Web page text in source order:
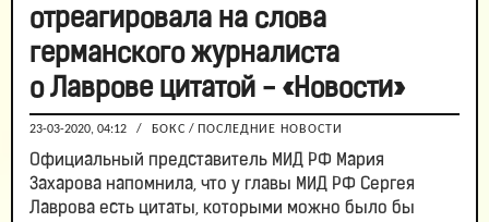
отреагировала на слова
германского журналиста
о Лаврове цитатой - «Новости»
23-03-2020, 04:12 / БОКС / ПОСЛЕДНИЕ НОВОСТИ
Официальный представитель МИД РФ Мария
Захарова напомнила, что у главы МИД РФ Сергея
Лаврова есть цитаты, которыми можно было бы